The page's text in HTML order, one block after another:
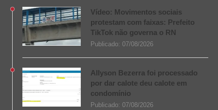
Vídeo: Movimentos sociais
protestam com faixas: Prefeito
TikTok não governa o RN
Publicado: 07/08/2026
Allyson Bezerra foi processado
por dar calote deu calote em
condomínio
Publicado: 07/08/2026